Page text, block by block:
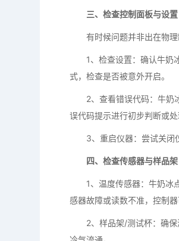
三、检查控制面板与设置
有时候问题并非出在物理
1、检查设置：确认牛奶冰
式，检查是否被意外开启。
2、查看错误代码：牛奶冰
误代码提示进行初步判断或处
3、重启仪器：尝试关闭仪
四、检查传感器与样品架
1、温度传感器：牛奶冰点
感器故障或读数不准，控制
2、样品架/测试杯：确保